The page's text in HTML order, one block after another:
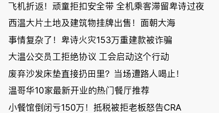
飞机折返！顽童拒扣安全带 全机乘客滞留卑诗过夜
西温大片土地及建筑物挂牌出售！面朝大海
事情复杂了！卑诗火灾153万重建款被诈骗
大温公交员工拒绝协议 工会启动这个行动
废弃沙发床垫直接扔田里？当场遭路人喝止！
温哥华10家最新开业的热门餐厅推荐
小餐馆倒闭亏150万！抵税被拒老板怒告CRA